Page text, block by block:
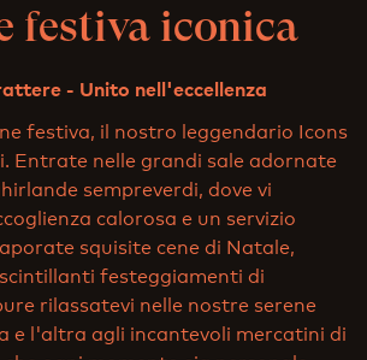
festiva iconica
- Unito nell'eccellenza
festiva, il nostro leggendario Icons
Entrate nelle grandi sale adornate
sempreverdi, dove vi
calorosa e un servizio
squisite cene di Natale,
festeggiamenti di
rilassatevi nelle nostre serene
e l'altra agli incantevoli mercatini di